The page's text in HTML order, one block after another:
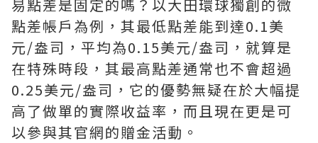
易點差是固定的嗎？以大田環球獨創的微
點差帳戶為例，其最低點差能到達0.1美
元/盎司，平均為0.15美元/盎司，就算是
在特殊時段，其最高點差通常也不會超過
0.25美元/盎司，它的優勢無疑在於大幅提
高了做單的實際收益率，而且現在更是可
以參與其官網的贈金活動。